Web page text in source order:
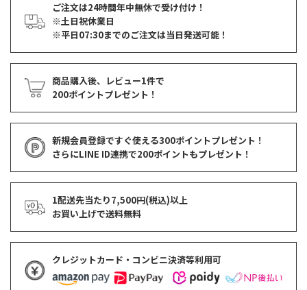
ご注文は24時間年中無休で受け付け！
※土日祝休業日
※平日07:30までのご注文は当日発送可能！
商品購入後、レビュー1件で
200ポイントプレゼント！
新規会員登録ですぐ使える300ポイントプレゼント！
さらにLINE ID連携で200ポイントもプレゼント！
1配送先当たり7,500円(税込)以上
お買い上げで送料無料
クレジットカード・コンビニ決済等利用可